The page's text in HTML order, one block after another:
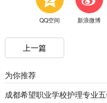
QQ空间 新浪微博
上一篇
为你推荐
成都希望职业学校护理专业